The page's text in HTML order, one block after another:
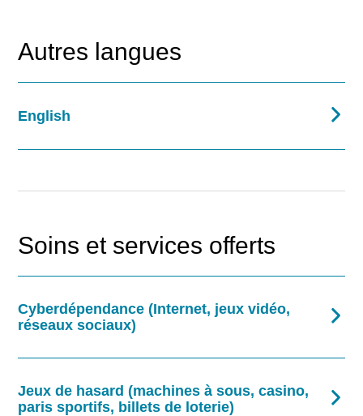
Autres langues
English
Soins et services offerts
Cyberdépendance (Internet, jeux vidéo,
réseaux sociaux)
Jeux de hasard (machines à sous, casino,
paris sportifs, billets de loterie)